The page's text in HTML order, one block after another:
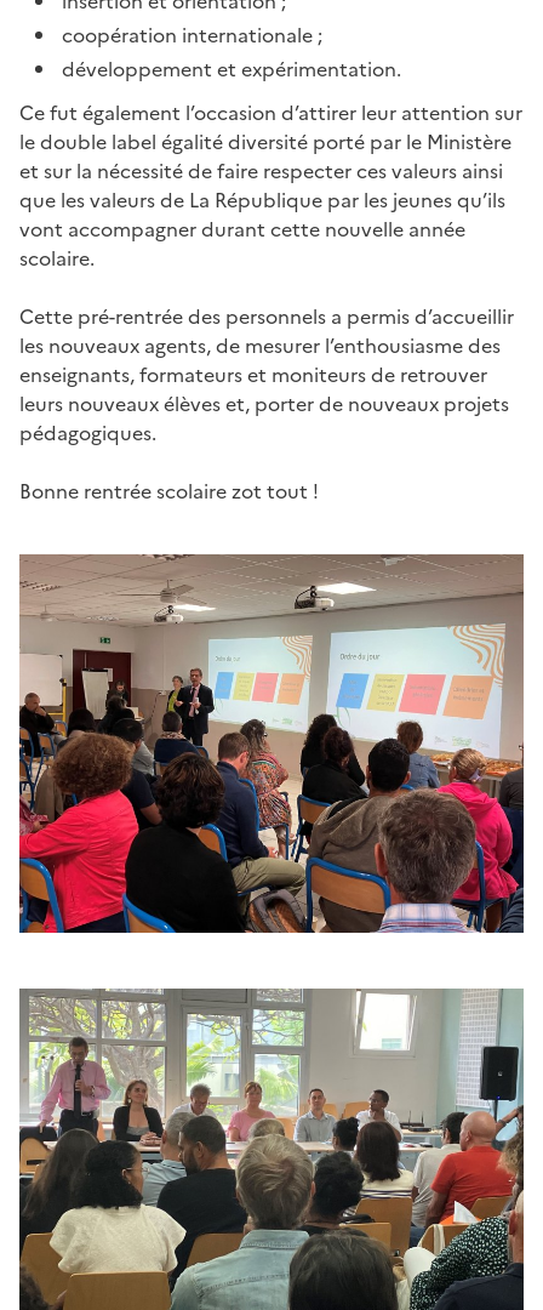
coopération internationale ;
développement et expérimentation.
Ce fut également l’occasion d’attirer leur attention sur
le double label égalité diversité porté par le Ministère
et sur la nécessité de faire respecter ces valeurs ainsi
que les valeurs de La République par les jeunes qu’ils
vont accompagner durant cette nouvelle année
scolaire.
Cette pré-rentrée des personnels a permis d’accueillir
les nouveaux agents, de mesurer l’enthousiasme des
enseignants, formateurs et moniteurs de retrouver
leurs nouveaux élèves et, porter de nouveaux projets
pédagogiques.
Bonne rentrée scolaire zot tout !